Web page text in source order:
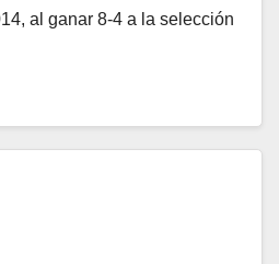
al ganar 8-4 a la selección